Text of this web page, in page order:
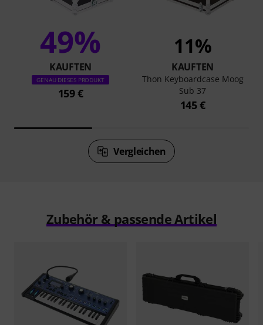
49%
KAUFTEN
GENAU DIESES PRODUKT
159 €
11%
KAUFTEN
Thon Keyboardcase Moog
Sub 37
145 €
Vergleichen
Zubehör & passende Artikel